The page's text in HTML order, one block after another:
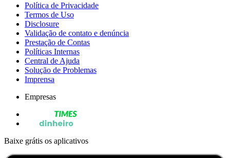
Política de Privacidade
Termos de Uso
Disclosure
Validação de contato e denúncia
Prestação de Contas
Políticas Internas
Central de Ajuda
Solução de Problemas
Imprensa
Empresas
Baixe grátis os aplicativos